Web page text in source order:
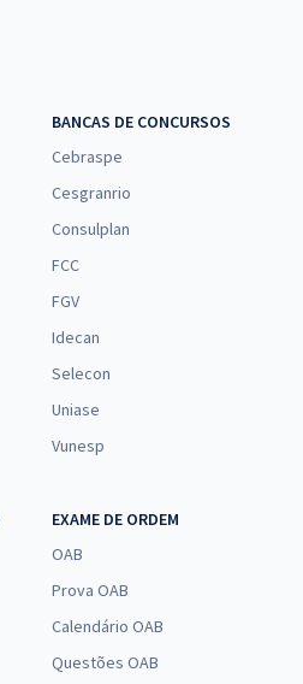
BANCAS DE CONCURSOS
Cebraspe
Cesgranrio
Consulplan
FCC
FGV
Idecan
Selecon
Uniase
Vunesp
EXAME DE ORDEM
OAB
Prova OAB
Calendário OAB
Questões OAB